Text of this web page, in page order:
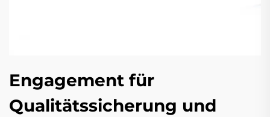
Engagement für
Qualitätssicherung und